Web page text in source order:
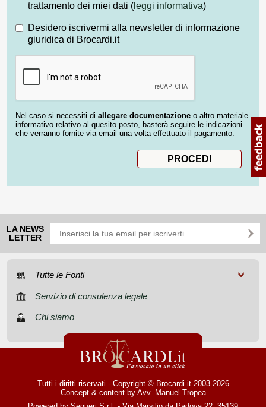
trattamento dei miei dati ( leggi informativa)
Desidero iscrivermi alla newsletter di informazione
giuridica di Brocardi.it
Nel caso si necessiti di allegare documentazione o altro materiale
informativo relativo al quesito posto, basterà seguire le indicazioni
che verranno fornite via email una volta effettuato il pagamento.
LA NEWS
LETTER
Tutte le Fonti
Servizio di consulenza legale
Chi siamo
Tutti i diritti riservati - Copyright © Brocardi.it 2003-2026
Concept & content by Avv. Manuel Tropea